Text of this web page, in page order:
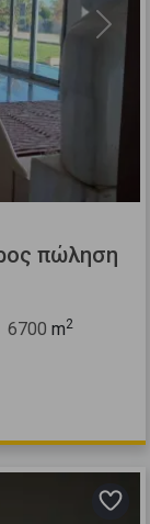
Next
πώληση
6700 m2